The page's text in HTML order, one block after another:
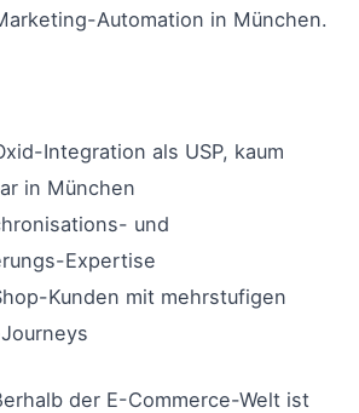
Automation in München.
Integration als USP, kaum
in München
und
Expertise
Kunden mit mehrstufigen
der E-Commerce-Welt ist